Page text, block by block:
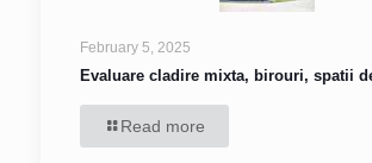
February 5, 2025
Evaluare cladire mixta, birouri, spatii
Read more